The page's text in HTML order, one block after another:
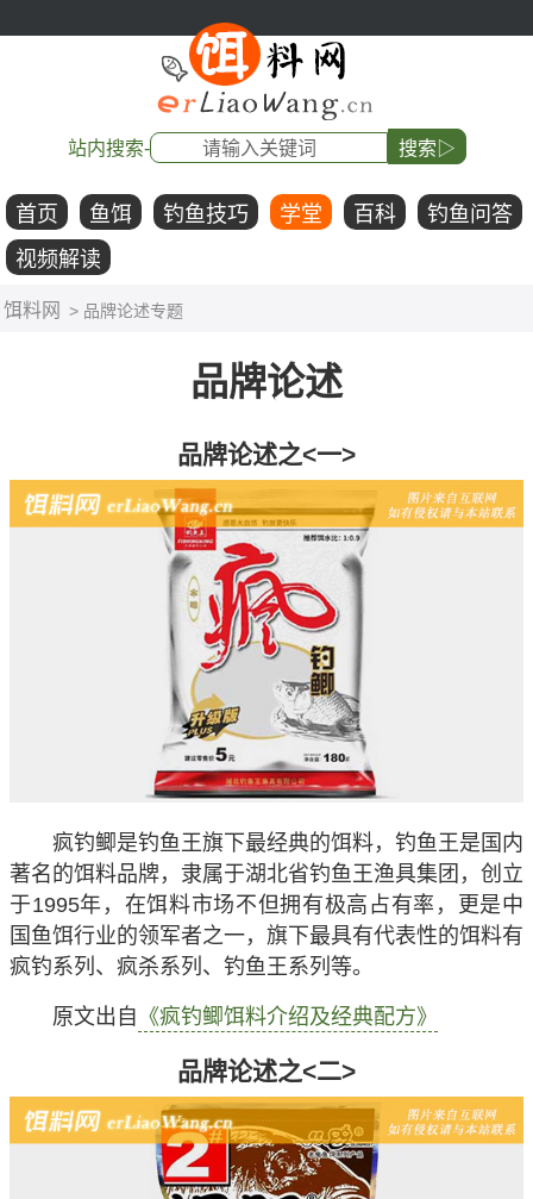
站内搜索- 搜索▷
首页 鱼饵 钓鱼技巧 学堂 百科
钓鱼问答
视频解读
饵料网 > 品牌论述专题
品牌论述
品牌论述之<一>
疯钓鲫是钓鱼王旗下最经典的饵料，钓鱼王是国内
著名的饵料品牌，隶属于湖北省钓鱼王渔具集团，创立
于1995年，在饵料市场不但拥有极高占有率，更是中
国鱼饵行业的领军者之一，旗下最具有代表性的饵料有
疯钓系列、疯杀系列、钓鱼王系列等。
原文出自 《疯钓鲫饵料介绍及经典配方》
品牌论述之<二>